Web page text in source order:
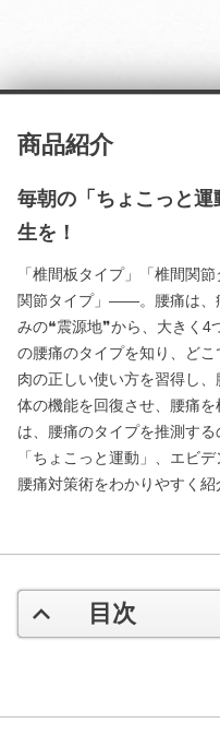
商品紹介
毎朝の「ちょこっと
生を！
「椎間板タイプ」「椎間関
関節タイプ」――。腰痛は、
みの❝震源地❞から、大きく4
の腰痛のタイプを知り、ど
肉の正しい使い方を習得し
体の機能を回復させ、腰痛
は、腰痛のタイプを推測す
「ちょこっと運動」、エビ
腰痛対策術をわかりやすく紹
目次